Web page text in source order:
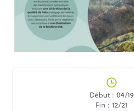
Début : 04/19
Fin : 12/21